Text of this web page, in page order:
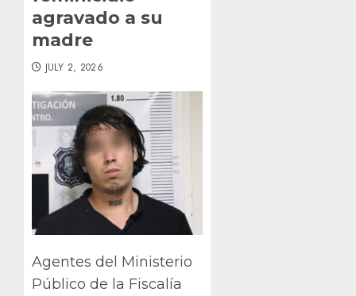
agravado a su
madre
JULY 2, 2026
Agentes del Ministerio
Público de la Fiscalía